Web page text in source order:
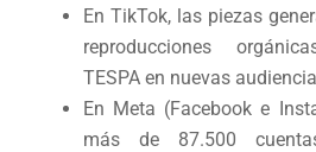
En TikTok, las piezas
reproducciones
TESPA en nuevas
En Meta (Facebook e
más de 87.500